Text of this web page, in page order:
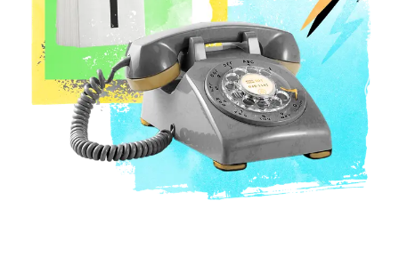
Vor- und Nachname
Geschäftliche E-Mail-Adresse